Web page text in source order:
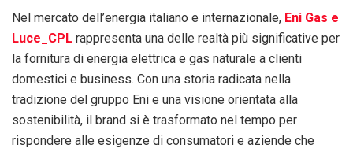
Nel mercato dell’energia italiano e internazionale, Eni Gas e
Luce_CPL rappresenta una delle realtà più significative per
la fornitura di energia elettrica e gas naturale a clienti
domestici e business. Con una storia radicata nella
tradizione del gruppo Eni e una visione orientata alla
sostenibilità, il brand si è trasformato nel tempo per
rispondere alle esigenze di consumatori e aziende che